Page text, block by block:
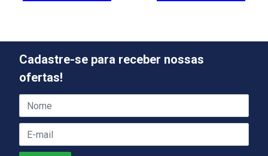
Cadastre-se para receber nossas
ofertas!